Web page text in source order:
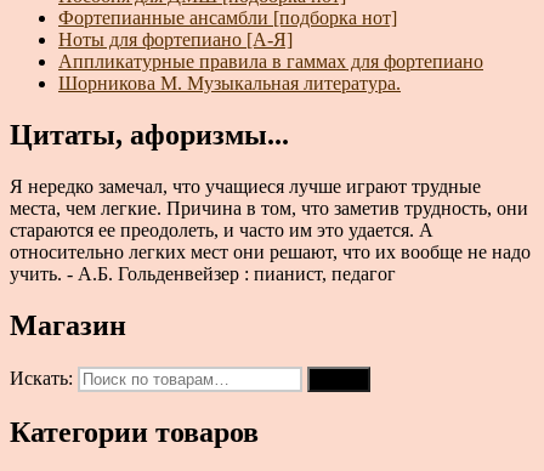
Фортепианные ансамбли [подборка нот]
Ноты для фортепиано [А-Я]
Аппликатурные правила в гаммах для фортепиано
Шорникова М. Музыкальная литература.
Цитаты, афоризмы...
Я нередко замечал, что учащиеся лучше играют трудные
места, чем легкие. Причина в том, что заметив трудность, они
стараются ее преодолеть, и часто им это удается. А
относительно легких мест они решают, что их вообще не надо
учить. - А.Б. Гольденвейзер : пианист, педагог
Магазин
Искать:
Категории товаров